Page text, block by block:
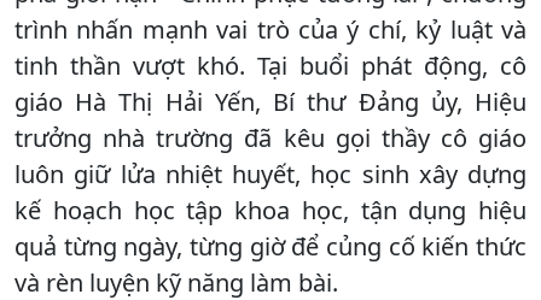
trình nhấn mạnh vai trò của ý chí, kỷ luật và
tinh thần vượt khó. Tại buổi phát động, cô
giáo Hà Thị Hải Yến, Bí thư Đảng ủy, Hiệu
trưởng nhà trường đã kêu gọi thầy cô giáo
luôn giữ lửa nhiệt huyết, học sinh xây dựng
kế hoạch học tập khoa học, tận dụng hiệu
quả từng ngày, từng giờ để củng cố kiến thức
và rèn luyện kỹ năng làm bài.